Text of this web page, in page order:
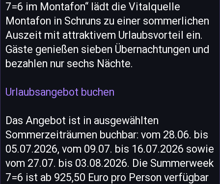
7=6 im Montafon“ lädt die Vitalquelle
Montafon in Schruns zu einer sommerlichen
Auszeit mit attraktivem Urlaubsvorteil ein.
Gäste genießen sieben Übernachtungen und
bezahlen nur sechs Nächte.
Urlaubsangebot buchen
Das Angebot ist in ausgewählten
Sommerzeiträumen buchbar: vom 28.06. bis
05.07.2026, vom 09.07. bis 16.07.2026 sowie
vom 27.07. bis 03.08.2026. Die Summerweek
7=6 ist ab 925,50 Euro pro Person verfügbar